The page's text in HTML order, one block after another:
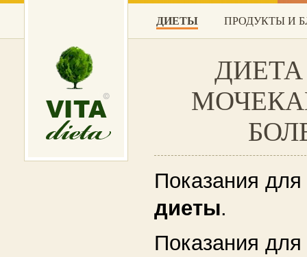
ДИЕТЫ ПРОДУКТЫ И
Показания для
диеты.
Показания для